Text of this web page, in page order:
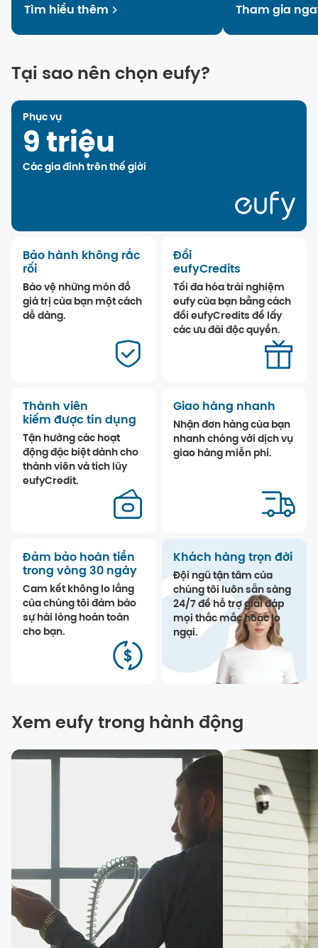
Tìm hiểu thêm
bán buôn. Hãy
Tham gia
Tại sao nên chọn eufy?
Phục vụ
9 triệu
Các gia đình trên thế giới
Bảo hành không rắc
rối
Bảo vệ những món đồ
giá trị của bạn một cách
dễ dàng.
Đổi
eufyCredits
Tối đa hóa trải nghiệm
eufy của bạn bằng cách
đổi eufyCredits để lấy
các ưu đãi độc quyền.
Thành viên
kiếm được tín dụng
Tận hưởng các hoạt
động đặc biệt dành cho
thành viên và tích lũy
eufyCredit.
Giao hàng nhanh
Nhận đơn hàng của bạn
nhanh chóng với dịch vụ
giao hàng miễn phí.
Đảm bảo hoàn tiền
trong vòng 30 ngày
Cam kết không lo lắng
của chúng tôi đảm bảo
sự hài lòng hoàn toàn
cho bạn.
Khách hàng trọn đời
Đội ngũ tận tâm của
chúng tôi luôn sẵn sàng
24/7 để hỗ trợ giải đáp
mọi thắc mắc hoặc lo
ngại.
Xem eufy trong hành động